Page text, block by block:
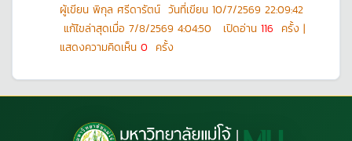
ผู้เขียน พิกุล ศรีดารัตน์ วันที่เขียน 10/7/2569 22:09:42
แก้ไขล่าสุดเมื่อ 7/8/2569 4:04:50 เปิดอ่าน 116 ครั้ง |
แสดงความคิดเห็น 0 ครั้ง